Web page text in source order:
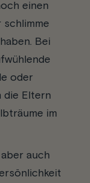
einen
Bei
oder
die Eltern
im
auch